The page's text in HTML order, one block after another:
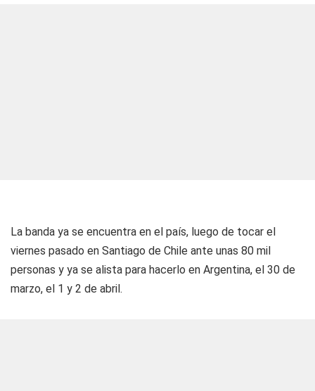
La banda ya se encuentra en el país, luego de tocar el
viernes pasado en Santiago de Chile ante unas 80 mil
personas y ya se alista para hacerlo en Argentina, el 30 de
marzo, el 1 y 2 de abril.